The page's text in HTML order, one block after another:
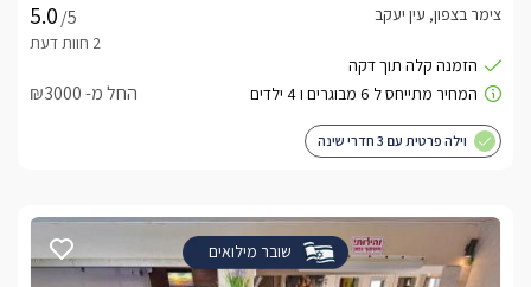
/5
צימר בצפון, עין יעקב
החל מ- ₪3000
וילה פרטית עם 3 חדרי שינה
שובר מילואים